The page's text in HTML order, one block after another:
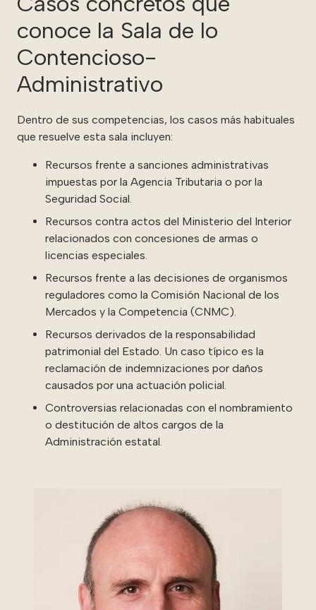
conoce la Sala de lo
Contencioso-
Administrativo
Dentro de sus competencias, los casos más habituales
que resuelve esta sala incluyen:
Recursos frente a sanciones administrativas
impuestas por la Agencia Tributaria o por la
Seguridad Social.
Recursos contra actos del Ministerio del Interior
relacionados con concesiones de armas o
licencias especiales.
Recursos frente a las decisiones de organismos
reguladores como la Comisión Nacional de los
Mercados y la Competencia (CNMC).
Recursos derivados de la responsabilidad
patrimonial del Estado. Un caso típico es la
reclamación de indemnizaciones por daños
causados por una actuación policial.
Controversias relacionadas con el nombramiento
o destitución de altos cargos de la
Administración estatal.